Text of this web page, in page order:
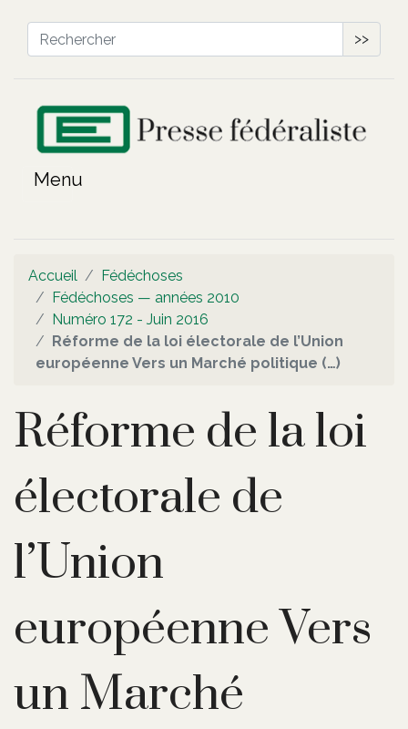
>>
Accueil
Fédéchoses
Fédéchoses — années 2010
Numéro 172 - Juin 2016
Réforme de la loi électorale de l’Union
européenne Vers un Marché politique (…)
Réforme de la loi
électorale de
l’Union
européenne Vers
un Marché